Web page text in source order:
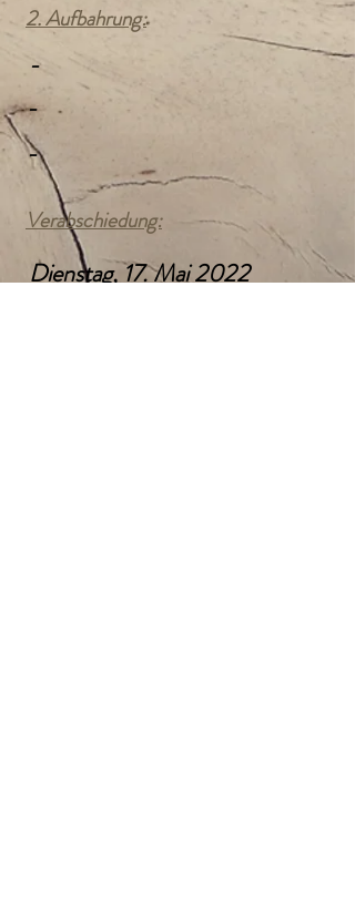
2. Aufbahrung:
-
-
-
Verabschiedung:
Dienstag, 17. Mai 2022